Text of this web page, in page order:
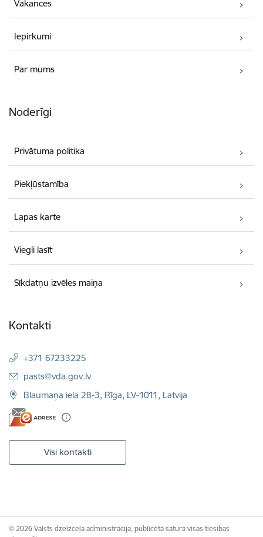
Vakances
Iepirkumi
Par mums
Noderīgi
Privātuma politika
Piekļūstamība
Lapas karte
Viegli lasīt
Sīkdatņu izvēles maiņa
Kontakti
+371 67233225
E-pasts:
pasts@vda.gov.lv
Blaumaņa iela 28-3, Rīga, LV-1011, Latvija
Visi kontakti
© 2026 Valsts dzelzceļa administrācija, publicētā satura visas tiesības